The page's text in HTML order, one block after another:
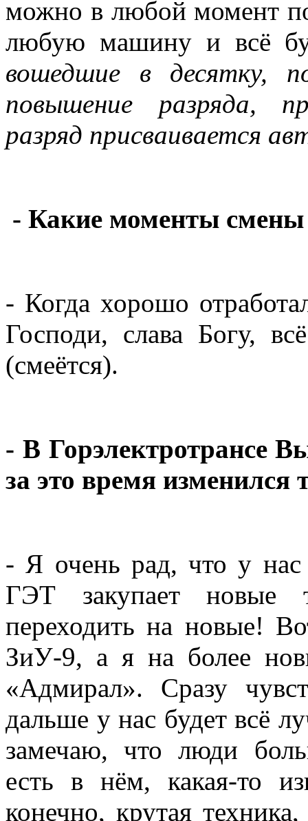
можно в любой момент
любую машину и всё
вошедшие в десятку,
повышение разряда,
разряд присваивается
- Какие моменты
- Когда хорошо
Господи, слава Богу,
(смеётся).
- В Горэлектротрансе
за это время изменился
- Я очень рад, что у нас
ГЭТ закупает новые
переходить на новые!
ЗиУ-9, а я на более
«Адмирал». Сразу
дальше у нас будет всё
замечаю, что люди
есть в нём, какая-то
конечно, крутая